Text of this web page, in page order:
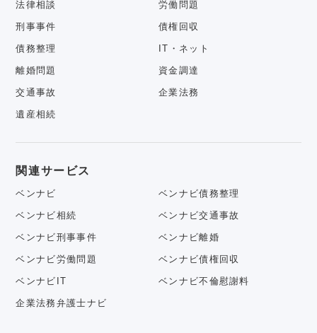
法律相談 労働問題
刑事事件 債権回収
債務整理 IT・ネット
離婚問題 資金調達
交通事故 企業法務
遺産相続
関連サービス
ベンナビ ベンナビ債務整理
ベンナビ相続 ベンナビ交通事故
ベンナビ刑事事件 ベンナビ離婚
ベンナビ労働問題 ベンナビ債権回収
ベンナビIT ベンナビ不倫慰謝料
企業法務弁護士ナビ